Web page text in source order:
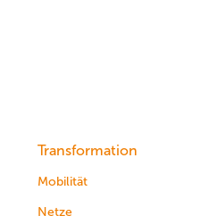
Transformation
Mobilität
Netze